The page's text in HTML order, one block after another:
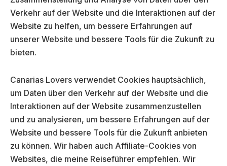
Verkehr auf der Website und die Interaktionen auf der
Website zu helfen, um bessere Erfahrungen auf
unserer Website und bessere Tools für die Zukunft zu
bieten.
Canarias Lovers verwendet Cookies hauptsächlich,
um Daten über den Verkehr auf der Website und die
Interaktionen auf der Website zusammenzustellen
und zu analysieren, um bessere Erfahrungen auf der
Website und bessere Tools für die Zukunft anbieten
zu können. Wir haben auch Affiliate-Cookies von
Websites, die meine Reiseführer empfehlen. Wir